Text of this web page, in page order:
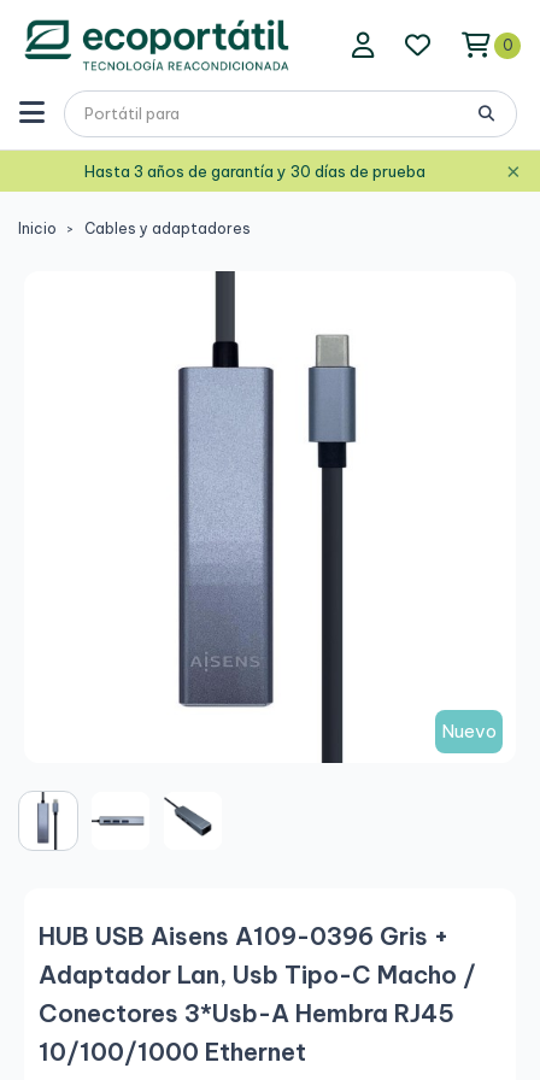
0
Hasta 3 años de garantía y 30 días de prueba ×
Inicio Cables y adaptadores
Nuevo
HUB USB Aisens A109-0396 Gris +
Adaptador Lan, Usb Tipo-C Macho /
Conectores 3*Usb-A Hembra RJ45
10/100/1000 Ethernet